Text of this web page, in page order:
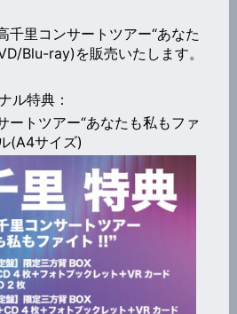
里コンサートツアー“あなた
Blu-ray)を販売いたします。
ル特典：
ートツアー“あなたも私もファ
(A4サイズ)